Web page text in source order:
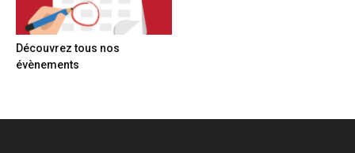
Découvrez tous nos
évènements